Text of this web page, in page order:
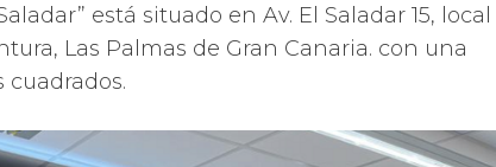
está situado en Av. El Saladar 15, local
Las Palmas de Gran Canaria. con una
cuadrados.